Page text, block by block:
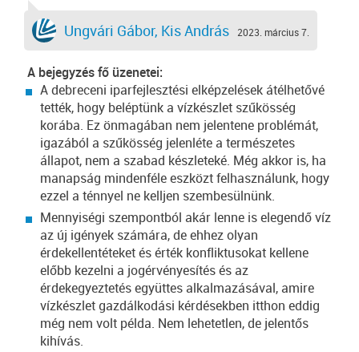
Ungvári Gábor, Kis András 2023. március 7.
A bejegyzés fő üzenetei:
A debreceni iparfejlesztési elképzelések átélhetővé
tették, hogy beléptünk a vízkészlet szűkösség
korába. Ez önmagában nem jelentene problémát,
igazából a szűkösség jelenléte a természetes
állapot, nem a szabad készleteké. Még akkor is, ha
manapság mindenféle eszközt felhasználunk, hogy
ezzel a ténnyel ne kelljen szembesülnünk.
Mennyiségi szempontból akár lenne is elegendő víz
az új igények számára, de ehhez olyan
érdekellentéteket és érték konfliktusokat kellene
előbb kezelni a jogérvényesítés és az
érdekegyeztetés együttes alkalmazásával, amire
vízkészlet gazdálkodási kérdésekben itthon eddig
még nem volt példa. Nem lehetetlen, de jelentős
kihívás.